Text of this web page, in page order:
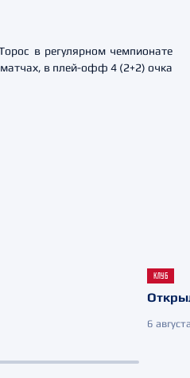
в регулярном чемпионате
в плей-офф 4 (2+2) очка
КЛУБ
6